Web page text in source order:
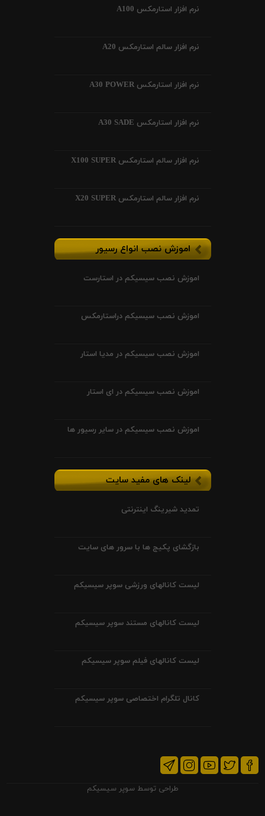
نرم افزار استارمکس A100
نرم افزار سالم استارمکس A20
نرم افزار استارمکس A30 POWER
نرم افزار استارمکس A30 SADE
نرم افزار سالم استارمکس X100 SUPER
نرم افزار سالم استارمکس X20 SUPER
اموزش نصب انواع رسیور
اموزش نصب سیسیکم در استارست
اموزش نصب سیسیکم دراستارمکس
اموزش نصب سیسیکم در مدیا استار
اموزش نصب سیسیکم در ای استار
اموزش نصب سیسیکم در سایر رسیور ها
لینک های مفید سایت
تمدید شیرینگ اینترنتی
بازگشای پکیج ها با سرور های سایت
لیست کانالهای ورزشی سوپر سیسیکم
لیست کانالهای مستند سوپر سیسیکم
لیست کانالهای فیلم سوپر سیسیکم
کانال تلگرام اختصاصی سوپر سیسیکم
طراحی توسط سوپر سیسیکم